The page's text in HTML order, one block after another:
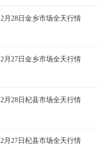
月28日金乡市场全天行情
月27日金乡市场全天行情
月28日杞县市场全天行情
月27日杞县市场全天行情